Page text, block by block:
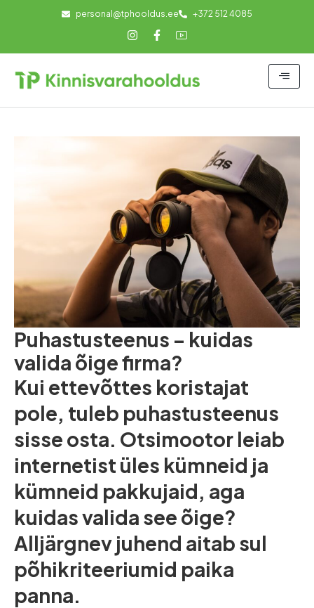
personal@tphooldus.ee +372 512 4085
Puhastusteenus – kuidas
valida õige firma?
Kui ettevõttes koristajat
pole, tuleb puhastusteenus
sisse osta. Otsimootor leiab
internetist üles kümneid ja
kümneid pakkujaid, aga
kuidas valida see õige?
Alljärgnev juhend aitab sul
põhikriteeriumid paika
panna.